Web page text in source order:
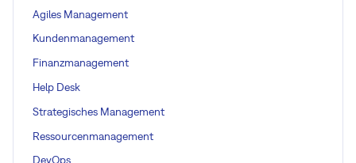
Agiles Management
Kundenmanagement
Finanzmanagement
Help Desk
Strategisches Management
Ressourcenmanagement
DevOps